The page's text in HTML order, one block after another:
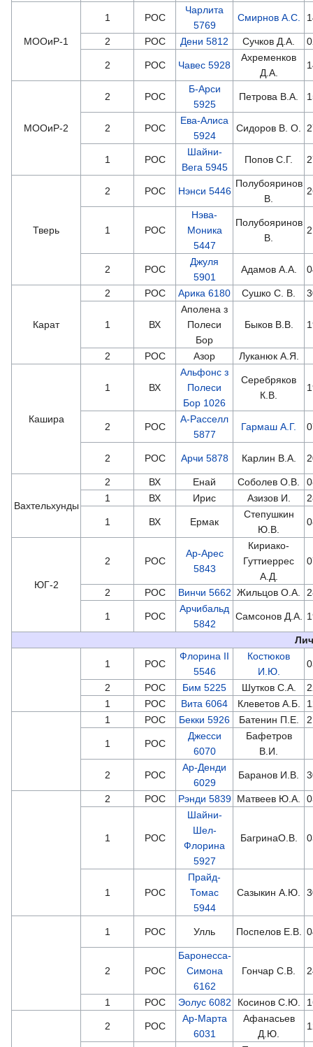
МООиР-1
1 РОС
Чарлита
5769
Смирнов А.С.
2 РОС Дени 5812 Сучков Д.А.
2 РОС Чавес 5928
Ахременков
Д.А.
МООиР-2
2 РОС
Б-Арси
5925
Петрова В.А.
2 РОС
Ева-Алиса
5924
Сидоров В. О.
1 РОС
Шайни-
Вега 5945
Попов С.Г.
Тверь
2 РОС Нэнси 5446
Полубояринов
В.
1 РОС
Нэва-
Моника
5447
Полубояринов
В.
2 РОС
Джуля
5901
Адамов А.А.
Карат
2 РОС Арика 6180 Сушко С. В.
1 ВХ
Аполена з
Полеси
Бор
Быков В.В.
2 РОС Азор Луканюк А.Я.
Кашира
1 ВХ
Альфонс з
Полеси
Бор 1026
Серебряков
К.В.
2 РОС
А-Расселл
5877
Гармаш А.Г.
2 РОС Арчи 5878 Карлин В.А.
Вахтельхунды
2 ВХ Енай Соболев О.В.
1
ВХ Ирис Азизов И.
1 ВХ Ермак
Степушкин
Ю.В.
ЮГ-2
2 РОС
Ар-Арес
5843
Кириако-
Гуттиеррес
А.Д.
2 РОС Винчи 5662 Жильцов О.А.
1 РОС
Арчибальд
5842
Самсонов Д.А.
1 РОС
Флорина II
5546
Костюков
И.Ю.
2 РОС Бим 5225 Шутков С.А.
1
РОС Вита 6064 Клеветов А.Б.
1
РОС Бекки 5926 Батенин П.Е.
1 РОС
Джесси
6070
Бафетров
В.И.
2 РОС
Ар-Денди
6029
Баранов И.В.
2 РОС Рэнди 5839 Матвеев Ю.А.
1 РОС
Шайни-
Шел-
Флорина
5927
БагринаО.В.
1 РОС
Прайд-
Томас
5944
Сазыкин А.Ю.
1 РОС Улль Поспелов Е.В.
2 РОС
Баронесса-
Симона
6162
Гончар С.В.
1 РОС Эолус 6082 Косинов С.Ю.
2 РОС
Ар-Марта
6031
Афанасьев
Д.Ю.